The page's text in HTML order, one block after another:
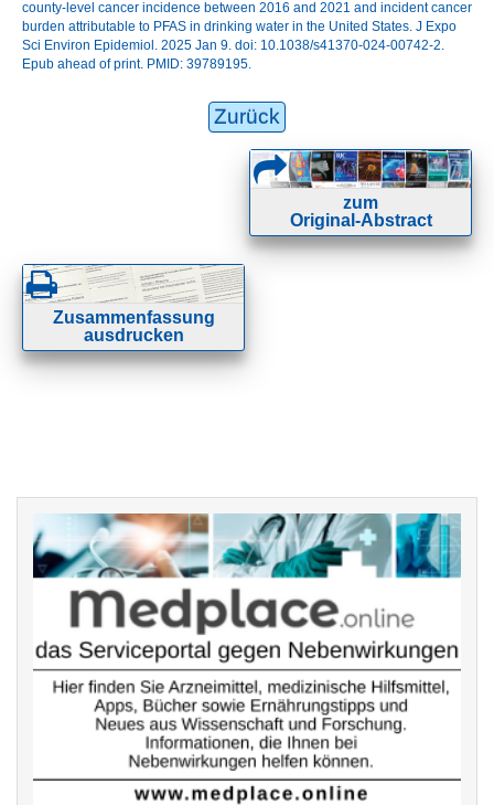
county-level cancer incidence between 2016 and 2021 and incident cancer
burden attributable to PFAS in drinking water in the United States. J Expo
Sci Environ Epidemiol. 2025 Jan 9. doi: 10.1038/s41370-024-00742-2.
Epub ahead of print. PMID: 39789195.
Zurück
zum
Original-Abstract
Zusammenfassung
ausdrucken